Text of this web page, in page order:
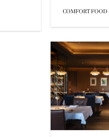
COMFORT FOOD